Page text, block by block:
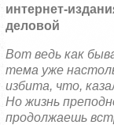
интернет-
деловой
Вот ведь как
тема уже
избита, что,
Но жизнь
продолжаешь